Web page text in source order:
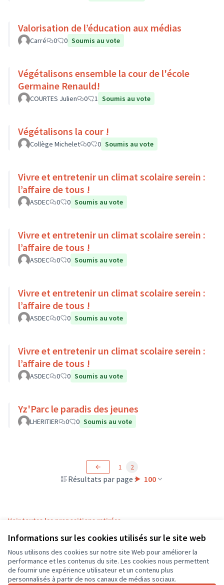
Informations sur les cookies utilisés sur le site web
Nous utilisons des cookies sur notre site Web pour améliorer la
performance et les contenus du site. Les cookies nous permettent
de fournir une expérience utilisateur et un contenu plus
personnalisés à partir de nos canaux de médias sociaux.
Valorisation de l’éducation aux médias
Carré 0 0 Soumis au vote
Végétalisons ensemble la cour de l'école
Germaine Renauld!
COURTES Julien 0 1 Soumis au vote
Végétalisons la cour !
Collège Michelet 0 0 Soumis au vote
Vivre et entretenir un climat scolaire serein :
l’affaire de tous !
ASDEC 0 0 Soumis au vote
Vivre et entretenir un climat scolaire serein :
l’affaire de tous !
ASDEC 0 0 Soumis au vote
Vivre et entretenir un climat scolaire serein :
l’affaire de tous !
ASDEC 0 0 Soumis au vote
Vivre et entretenir un climat scolaire serein :
l’affaire de tous !
ASDEC 0 0 Soumis au vote
Yz'Parc le paradis des jeunes
LHERITIER 0 0 Soumis au vote
Résultats par page : 100
1 2
Voir toutes les propositions retirées
Conditions d'utilisation
Paramètres des cookies
CD37 sur XCD37 sur Facebook
CD37 sur Instagram
CD37 sur YouTube